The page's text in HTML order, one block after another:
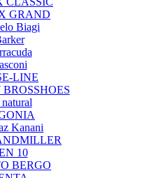
GRAND
Biagi
LINE
Kanani
10
BERGO